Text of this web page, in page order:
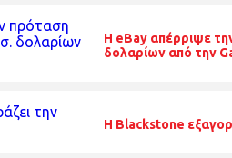
H eBay απέρριψε
δολαρίων από την
Η Blackstone